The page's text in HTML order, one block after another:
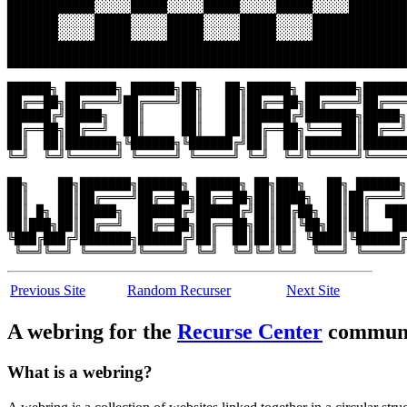
██████╗ ███████╗ ██████╗██╗   ██╗██████╗
██╔══██╗██╔════╝██╔════╝██║
██████╔╝█████╗  ██║     ██║
██╔══██╗██╔══╝  ██║     ██║
██║  ██║███████╗╚██████╗╚██████╔╝██║
╚═╝  ╚═╝╚══════╝ ╚═════╝ ╚═════╝ ╚═╝
██╗    ██╗███████╗██████╗ ██████╗ ██╗███╗   ██╗
██║    ██║██╔════╝██╔══██╗██╔══██╗██║████╗
██║ █╗ ██║█████╗  ██████╔╝██████╔╝██║██╔██╗ ██║██║
██║███╗██║██╔══╝  ██╔══██╗██╔══██╗██║██║╚██╗██║██║
╚███╔███╔╝███████╗██████╔╝██║  ██║██║██║
╚══╝╚══╝ ╚══════╝╚═════╝ ╚═╝  ╚═╝╚═╝╚═╝  ╚═══╝ ╚═════╝
Previous Site Random Recurser Next Site
A webring for the Recurse Center
What is a webring?